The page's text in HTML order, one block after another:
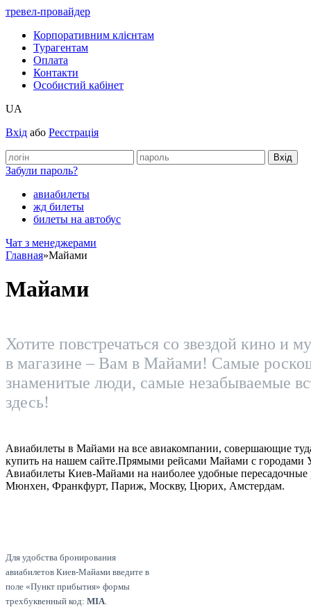
тревел-провайдер
Корпоративним клієнтам
Турагентам
Оплата
Контакти
Особистий кабінет
UA
Вхід або Реєстрація
Забули пароль?
авиабилеты
жд билеты
билеты на автобус
Чат з менеджерами
Главная»Майами
Майами
Хотите повстречаться со звездой кино и
в магазине – Вам в Майами! Самые
знаменитые люди, самые незабываемые
здесь!
Авиабилеты в Майами на все авиакомпании, совершающие
купить на нашем сайте.Прямыми рейсами Майами с городами
Авиабилеты Киев-Майами на наиболее удобные пересадочные
Мюнхен, Франкфурт, Париж, Москву, Цюрих, Амстердам.
Для удобства бронирования
авиабилетов Киев-Майами введите в
поле «Пункт прибытия» формы
трехбуквенный код: MIA